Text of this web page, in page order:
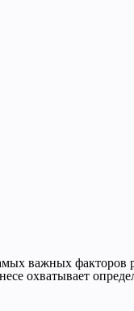
важных факторов
охватывает